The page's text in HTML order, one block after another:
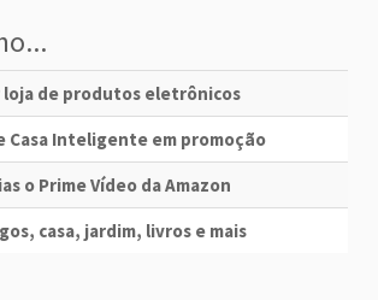
loja de produtos eletrônicos
Casa Inteligente em promoção
o Prime Vídeo da Amazon
casa, jardim, livros e mais